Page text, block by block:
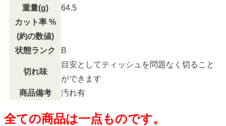
重量(g)
64.5
カット率 %
(約の数値)
状態ランク
B
切れ味
目安としてティッシュを問題なく切ること
ができます
商品備考
汚れ有
全ての商品は一点ものです。